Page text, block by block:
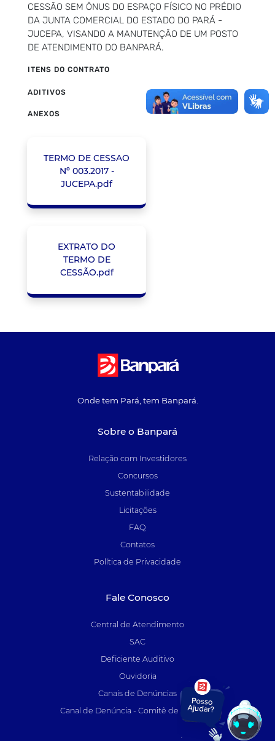
CESSÃO SEM ÔNUS DO ESPAÇO FÍSICO NO PRÉDIO
DA JUNTA COMERCIAL DO ESTADO DO PARÁ -
JUCEPA, VISANDO A MANUTENÇÃO DE UM POSTO
DE ATENDIMENTO DO BANPARÁ.
ITENS DO CONTRATO
ADITIVOS
ANEXOS
TERMO DE CESSAO
Nº 003.2017 -
JUCEPA.pdf
EXTRATO DO
TERMO DE
CESSÃO.pdf
Onde tem Pará, tem Banpará.
Sobre o Banpará
Relação com Investidores
Concursos
Sustentabilidade
Licitações
FAQ
Contatos
Política de Privacidade
Fale Conosco
Central de Atendimento
SAC
Deficiente Auditivo
Ouvidoria
Canais de Denúncias
Canal de Denúncia - Comitê de Auditoria